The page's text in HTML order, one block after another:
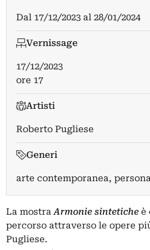
Dal 17/12/2023 al 28/01/2024
Vernissage
17/12/2023
ore 17
Artisti
Roberto Pugliese
Generi
arte contemporanea,
La mostraArmonie sintetiche è
percorso attraverso le opere
Pugliese.